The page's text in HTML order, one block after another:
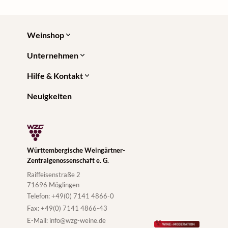
Württembergische Weingärtner-
Zentralgenossenschaft e. G.
Raiffeisenstraße 2
71696 Möglingen
Telefon: +49(0) 7141 4866-0
Fax: +49(0) 7141 4866-43
E-Mail: info@wzg-weine.de
Weinshop
Unternehmen
Hilfe & Kontakt
Neuigkeiten